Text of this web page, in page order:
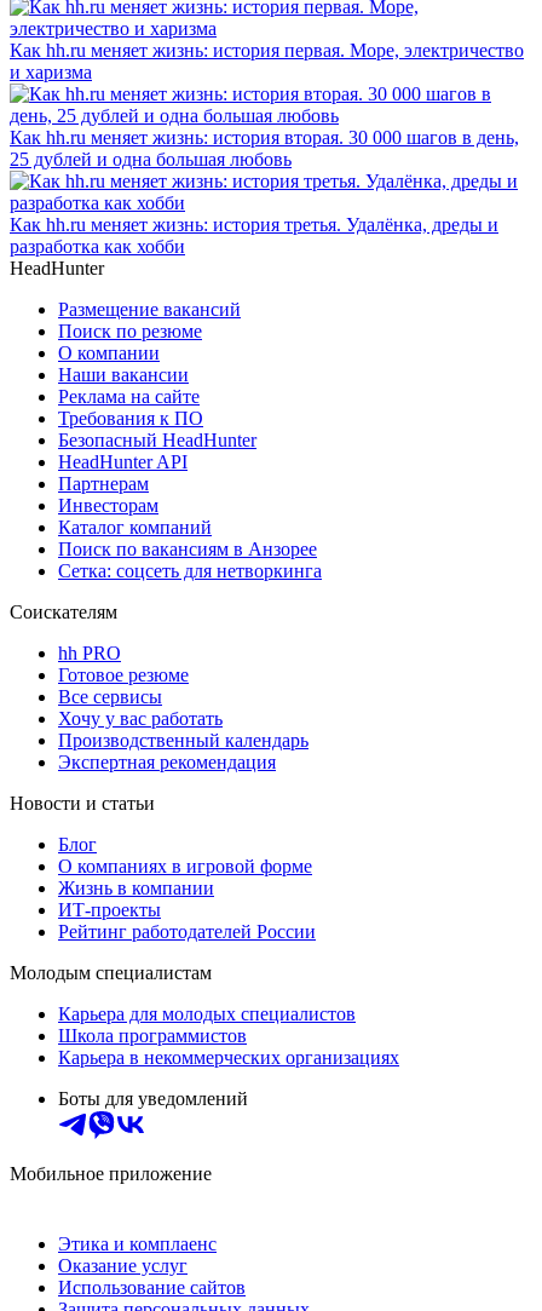
Как hh.ru меняет жизнь: история первая. Море, электричество
и харизма
Как hh.ru меняет жизнь: история вторая. 30 000 шагов в день,
25 дублей и одна большая любовь
Как hh.ru меняет жизнь: история третья. Удалёнка, дреды и
разработка как хобби
HeadHunter
Размещение вакансий
Поиск по резюме
О компании
Наши вакансии
Реклама на сайте
Требования к ПО
Безопасный HeadHunter
HeadHunter API
Партнерам
Инвесторам
Каталог компаний
Поиск по вакансиям в Анзорее
Сетка: соцсеть для нетворкинга
Соискателям
hh PRO
Готовое резюме
Все сервисы
Хочу у вас работать
Производственный календарь
Экспертная рекомендация
Новости и статьи
Блог
О компаниях в игровой форме
Жизнь в компании
ИТ-проекты
Рейтинг работодателей России
Молодым специалистам
Карьера для молодых специалистов
Школа программистов
Карьера в некоммерческих организациях
Боты для уведомлений
Мобильное приложение
Этика и комплаенс
Оказание услуг
Использование сайтов